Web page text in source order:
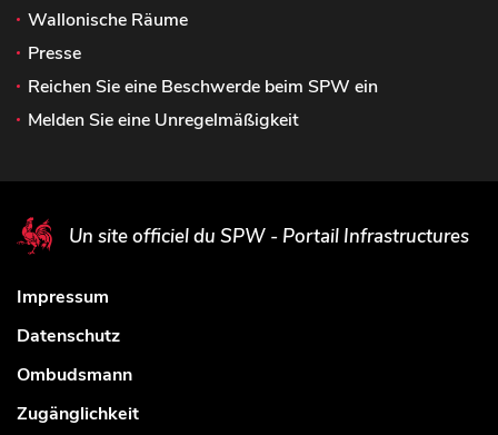
Wallonische Räume
Presse
Reichen Sie eine Beschwerde beim SPW ein
Melden Sie eine Unregelmäßigkeit
Un site officiel du SPW - Portail Infrastructures
Impressum
Datenschutz
Ombudsmann
Zugänglichkeit